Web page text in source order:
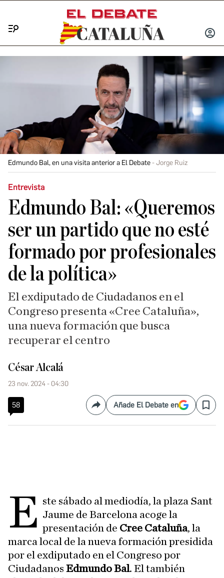
INICIAR
Edmundo Bal, en una visita anterior a El Debate Jorge Ruiz
Entrevista
Edmundo Bal: «Queremos
ser un partido que no esté
formado por profesionales
de la política»
El exdiputado de Ciudadanos en el
Congreso presenta «Cree Cataluña»,
una nueva formación que busca
recuperar el centro
César Alcalá
23 nov. 2024 - 04:30
58 CompartirAñade El Debate en Save
E ste sábado al mediodía, la plaza Sant
Jaume de Barcelona acoge la
presentación de Cree Cataluña, la
marca local de la nueva formación presidida
por el exdiputado en el Congreso por
Ciudadanos Edmundo Bal. El también